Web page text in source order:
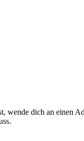
dich an einen